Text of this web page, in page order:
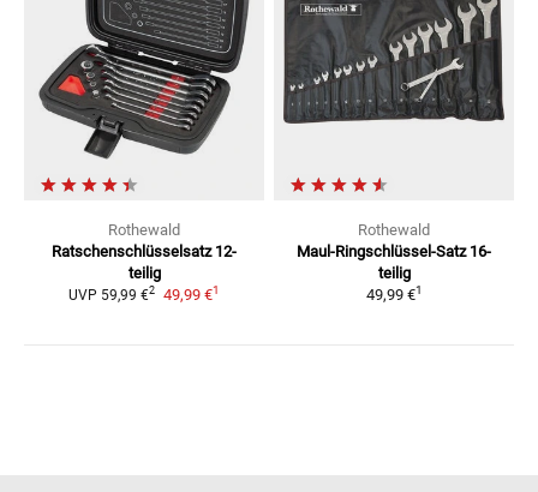
Rothewald
Ratschenschlüsselsatz 12-
teilig
UVP 59,99 €2 49,99 €1
Rothewald
Maul-Ringschlüssel-Satz 16-
teilig
49,99 €1